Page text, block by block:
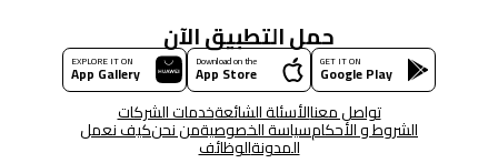
حمل التطبيق الآن
GET IT ON
Google Play
Download on the
App Store
EXPLORE IT ON
App Gallery
تواصل معناالأسئلة الشائعةخدمات الشركات
الشروط و الأحكامسياسة الخصوصيةمن نحنكيف نعمل
المدونةالوظائف